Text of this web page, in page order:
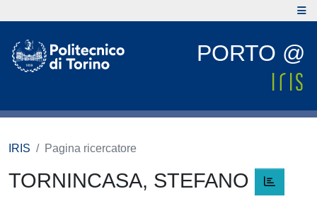
PORTO @
IRIS Pagina ricercatore
TORNINCASA, STEFANO